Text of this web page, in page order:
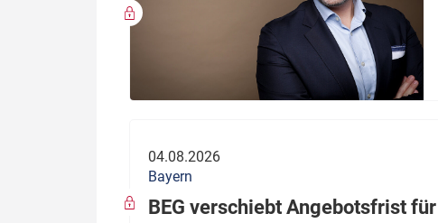
04.08.2026
Bayern
BEG verschiebt Angebotsfrist